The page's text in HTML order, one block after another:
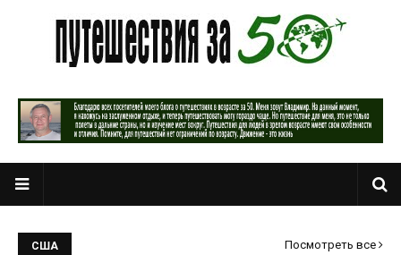
США Посмотреть все